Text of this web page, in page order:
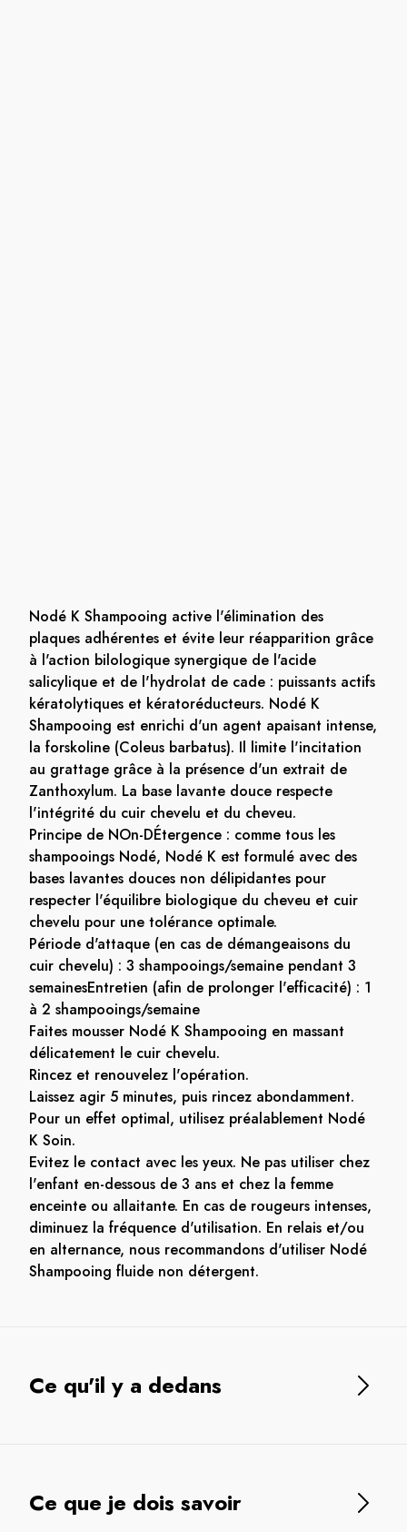
Nodé K Shampooing active l'élimination des
plaques adhérentes et évite leur réapparition grâce
à l'action bilologique synergique de l'acide
salicylique et de l'hydrolat de cade : puissants actifs
kératolytiques et kératoréducteurs. Nodé K
Shampooing est enrichi d'un agent apaisant intense,
la forskoline (Coleus barbatus). Il limite l'incitation
au grattage grâce à la présence d'un extrait de
Zanthoxylum. La base lavante douce respecte
l'intégrité du cuir chevelu et du cheveu.
Principe de NOn-DÉtergence : comme tous les
shampooings Nodé, Nodé K est formulé avec des
bases lavantes douces non délipidantes pour
respecter l'équilibre biologique du cheveu et cuir
chevelu pour une tolérance optimale.
Période d'attaque (en cas de démangeaisons du
cuir chevelu) : 3 shampooings/semaine pendant 3
semainesEntretien (afin de prolonger l'efficacité) : 1
à 2 shampooings/semaine
Faites mousser Nodé K Shampooing en massant
délicatement le cuir chevelu.
Rincez et renouvelez l'opération.
Laissez agir 5 minutes, puis rincez abondamment.
Pour un effet optimal, utilisez préalablement Nodé
K Soin.
Evitez le contact avec les yeux. Ne pas utiliser chez
l'enfant en-dessous de 3 ans et chez la femme
enceinte ou allaitante. En cas de rougeurs intenses,
diminuez la fréquence d'utilisation. En relais et/ou
en alternance, nous recommandons d'utiliser Nodé
Shampooing fluide non détergent.
Ce qu'il y a dedans
Ce que je dois savoir